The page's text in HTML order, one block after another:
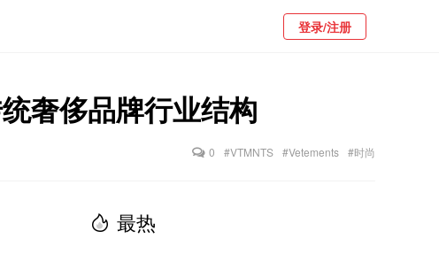
登录/注册
奢侈品牌行业结构
0 #VTMNTS #Vetements #时尚
最热